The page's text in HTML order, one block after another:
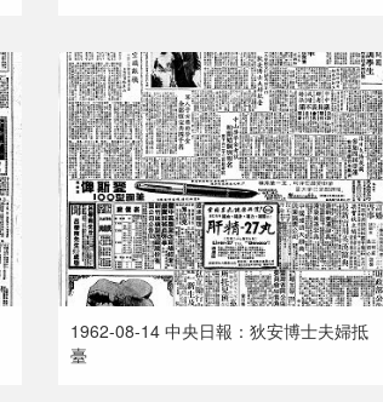
1962-08-14 中央日報：狄安博士夫婦抵
臺